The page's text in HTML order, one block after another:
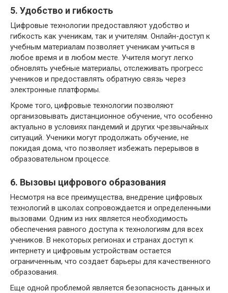
5. Удобство и гибкость
Цифровые технологии предоставляют удобство и
гибкость как ученикам, так и учителям. Онлайн-доступ к
учебным материалам позволяет ученикам учиться в
любое время и в любом месте. Учителя могут легко
обновлять учебные материалы, отслеживать прогресс
учеников и предоставлять обратную связь через
электронные платформы.
Кроме того, цифровые технологии позволяют
организовывать дистанционное обучение, что особенно
актуально в условиях пандемий и других чрезвычайных
ситуаций. Ученики могут продолжать обучение, не
покидая дома, что позволяет избежать перерывов в
образовательном процессе.
6. Вызовы цифрового образования
Несмотря на все преимущества, внедрение цифровых
технологий в школах сопровождается и определенными
вызовами. Одним из них является необходимость
обеспечения равного доступа к технологиям для всех
учеников. В некоторых регионах и странах доступ к
интернету и цифровым устройствам остается
ограниченным, что создает барьеры для качественного
образования.
Еще одной проблемой является безопасность данных и